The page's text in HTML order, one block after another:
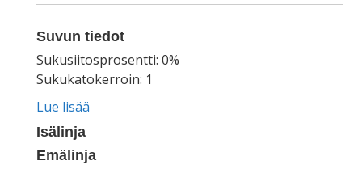
Suvun tiedot
Sukusiitosprosentti: 0%
Sukukatokerroin: 1
Lue lisää
Isälinja
Emälinja